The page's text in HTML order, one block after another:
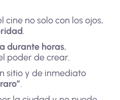
cine no solo con los ojos,
.
durante horas,
poder de crear.
sitio y de inmediato
.